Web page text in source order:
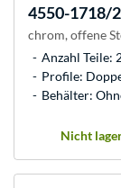
4550-1718/2
chrom, offene
Anzahl Teile:
Profile:
Behälter:
Nicht